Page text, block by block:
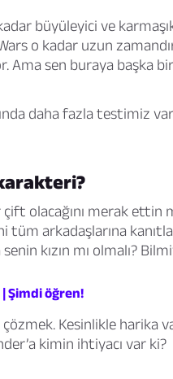
büyüleyici ve
o kadar uzun
Ama sen buraya başka
daha fazla testimiz
olacağını merak ettin
tüm arkadaşlarına
kızın mı olmalı?
Şimdi öğren!
Kesinlikle harika
kimin ihtiyacı var ki?